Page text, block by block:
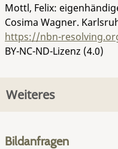
Mottl, Felix:
Cosima Wagner.
https://nbn-
BY-NC-ND-Lizenz (4.0)
Weiteres
Bildanfragen